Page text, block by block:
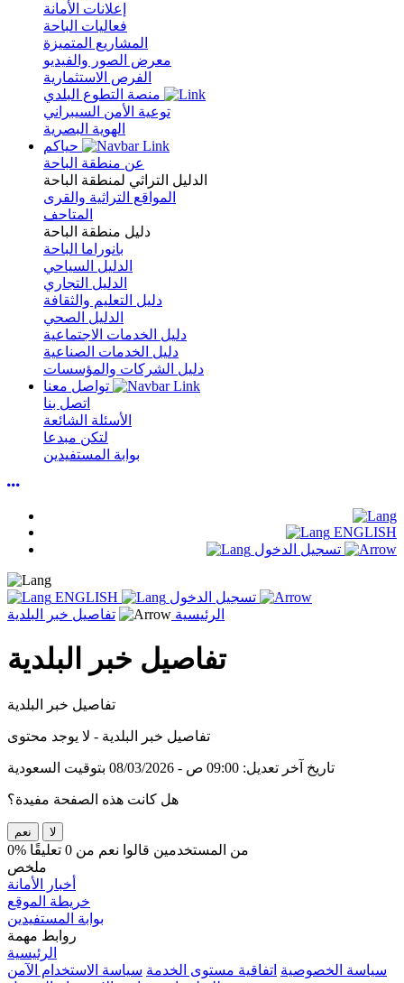
إعلانات الأمانة
فعاليات الباحة
المشاريع المتميزة
معرض الصور والفيديو
الفرص الاستثمارية
منصة التطوع البلدي
توعية الأمن السيبراني
الهوية البصرية
عن منطقة الباحة
الدليل التراثي لمنطقة الباحة
المواقع التراثية والقرى
المتاحف
دليل منطقة الباحة
بانوراما الباحة
الدليل السياحي
الدليل التجاري
دليل التعليم والثقافة
الدليل الصحي
دليل الخدمات الاجتماعية
دليل الخدمات الصناعية
دليل الشركات والمؤسسات
اتصل بنا
الأسئلة الشائعة
لتكن مبدعا
بوابة المستفيدين
ENGLISH
تسجيل الدخول
ENGLISH
تسجيل الدخول
الرئيسية
تفاصيل خبر البلدية
تفاصيل خبر البلدية
تفاصيل خبر البلدية
تفاصيل خبر البلدية - لا يوجد محتوى
تاريخ آخر تعديل: 09:00 ص - 08/03/2026 بتوقيت السعودية
هل كانت هذه الصفحة مفيدة؟
نعم لا
0% من المستخدمين قالوا نعم من 0 تعليقًا
ملخص
أخبار الأمانة
خريطة الموقع
بوابة المستفيدين
روابط مهمة
الرئيسية
سياسة الخصوصية اتفاقية مستوى الخدمة سياسة الاستخدام الآمن